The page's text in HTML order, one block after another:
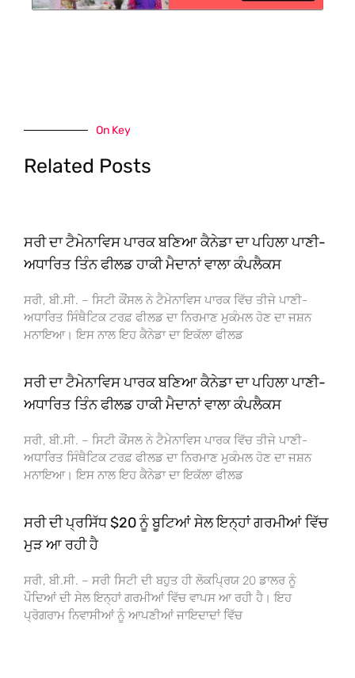
On Key
Related Posts
ਸਰੀ ਦਾ ਟੈਮੇਨਾਵਿਸ ਪਾਰਕ ਬਣਿਆ ਕੈਨੇਡਾ ਦਾ ਪਹਿਲਾ ਪਾਣੀ-
ਅਧਾਰਿਤ ਤਿੰਨ ਫੀਲਡ ਹਾਕੀ ਮੈਦਾਨਾਂ ਵਾਲਾ ਕੰਪਲੈਕਸ
ਸਰੀ, ਬੀ.ਸੀ. – ਸਿਟੀ ਕੌਂਸਲ ਨੇ ਟੈਮੇਨਾਵਿਸ ਪਾਰਕ ਵਿੱਚ ਤੀਜੇ ਪਾਣੀ-
ਅਧਾਰਿਤ ਸਿੰਥੈਟਿਕ ਟਰਫ਼ ਫੀਲਡ ਦਾ ਨਿਰਮਾਣ ਮੁਕੰਮਲ ਹੋਣ ਦਾ ਜਸ਼ਨ
ਮਨਾਇਆ। ਇਸ ਨਾਲ ਇਹ ਕੈਨੇਡਾ ਦਾ ਇਕੱਲਾ ਫੀਲਡ
ਸਰੀ ਦਾ ਟੈਮੇਨਾਵਿਸ ਪਾਰਕ ਬਣਿਆ ਕੈਨੇਡਾ ਦਾ ਪਹਿਲਾ ਪਾਣੀ-
ਅਧਾਰਿਤ ਤਿੰਨ ਫੀਲਡ ਹਾਕੀ ਮੈਦਾਨਾਂ ਵਾਲਾ ਕੰਪਲੈਕਸ
ਸਰੀ, ਬੀ.ਸੀ. – ਸਿਟੀ ਕੌਂਸਲ ਨੇ ਟੈਮੇਨਾਵਿਸ ਪਾਰਕ ਵਿੱਚ ਤੀਜੇ ਪਾਣੀ-
ਅਧਾਰਿਤ ਸਿੰਥੈਟਿਕ ਟਰਫ਼ ਫੀਲਡ ਦਾ ਨਿਰਮਾਣ ਮੁਕੰਮਲ ਹੋਣ ਦਾ ਜਸ਼ਨ
ਮਨਾਇਆ। ਇਸ ਨਾਲ ਇਹ ਕੈਨੇਡਾ ਦਾ ਇਕੱਲਾ ਫੀਲਡ
ਸਰੀ ਦੀ ਪ੍ਰਸਿੱਧ $20 ਨੂੰ ਬੂਟਿਆਂ ਸੇਲ ਇਨ੍ਹਾਂ ਗਰਮੀਆਂ ਵਿੱਚ
ਮੁੜ ਆ ਰਹੀ ਹੈ
ਸਰੀ, ਬੀ.ਸੀ. – ਸਰੀ ਸਿਟੀ ਦੀ ਬਹੁਤ ਹੀ ਲੋਕਪ੍ਰਿਯ 20 ਡਾਲਰ ਨੂੰ
ਪੌਦਿਆਂ ਦੀ ਸੇਲ ਇਨ੍ਹਾਂ ਗਰਮੀਆਂ ਵਿੱਚ ਵਾਪਸ ਆ ਰਹੀ ਹੈ। ਇਹ
ਪ੍ਰੋਗਰਾਮ ਨਿਵਾਸੀਆਂ ਨੂੰ ਆਪਣੀਆਂ ਜਾਇਦਾਦਾਂ ਵਿੱਚ